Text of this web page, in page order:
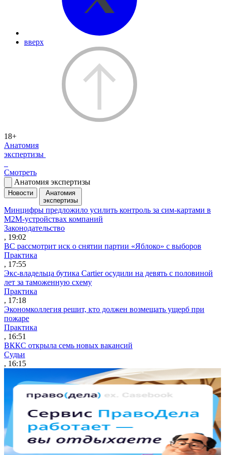
вверх
18+
Анатомия
экспертизы
Смотреть
Анатомия экспертизы
Новости
Анатомия
экспертизы
Минцифры предложило усилить контроль за сим-картами в
M2M-устройствах компаний
Законодательство
, 19:02
ВС рассмотрит иск о снятии партии «Яблоко» с выборов
Практика
, 17:55
Экс-владельца бутика Cartier осудили на девять с половиной
лет за таможенную схему
Практика
, 17:18
Экономколлегия решит, кто должен возмещать ущерб при
пожаре
Практика
, 16:51
ВККС открыла семь новых вакансий
Судьи
, 16:15